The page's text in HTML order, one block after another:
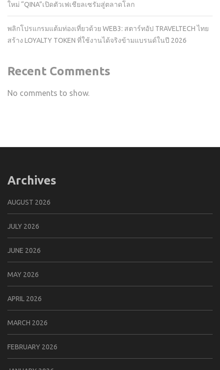
ใหม่ “QINA”เปิดตัวเฟเชียลเซรัมสู่ตลาดโลก
พลิกโปรแกรมแต้มท่องเที่ยวด้วย WEB3: สตาร์ทอัป TRAVELTECH ไทย
สร้าง LOYALTY TOKEN ที่ใช้งานได้จริงข้ามแบรนด์ในปี 2026
Recent Comments
No comments to show.
Archives
AUGUST 2026
JULY 2026
JUNE 2026
MAY 2026
APRIL 2026
MARCH 2026
FEBRUARY 2026